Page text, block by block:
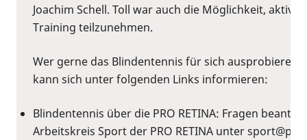
Joachim Schell. Toll war auch die Möglichkeit, aktiv
Training teilzunehmen.
Wer gerne das Blindentennis für sich ausprobieren
kann sich unter folgenden Links informieren:
Blindentennis über die PRO RETINA: Fragen
Arbeitskreis Sport der PRO RETINA unter